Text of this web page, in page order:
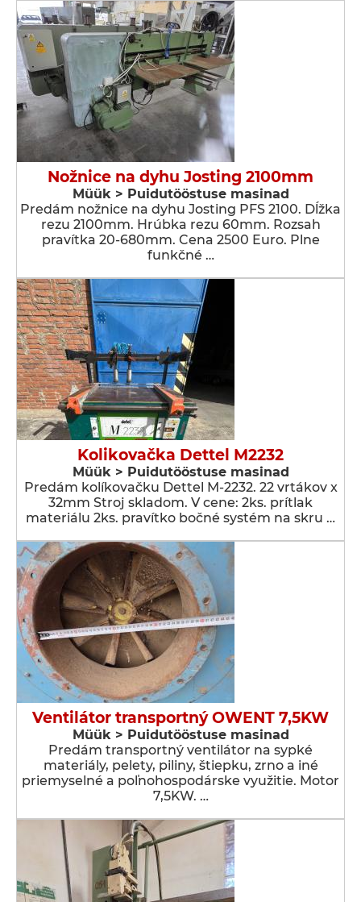
Nožnice na dyhu Josting 2100mm
Müük > Puidutööstuse masinad
Predám nožnice na dyhu Josting PFS 2100. Dĺžka
rezu 2100mm. Hrúbka rezu 60mm. Rozsah
pravítka 20-680mm. Cena 2500 Euro. Plne
funkčné …
Kolikovačka Dettel M2232
Müük > Puidutööstuse masinad
Predám kolíkovačku Dettel M-2232. 22 vrtákov x
32mm Stroj skladom. V cene: 2ks. prítlak
materiálu 2ks. pravítko bočné systém na skru …
Ventilátor transportný OWENT 7,5KW
Müük > Puidutööstuse masinad
Predám transportný ventilátor na sypké
materiály, pelety, piliny, štiepku, zrno a iné
priemyselné a poľnohospodárske využitie. Motor
7,5KW. …